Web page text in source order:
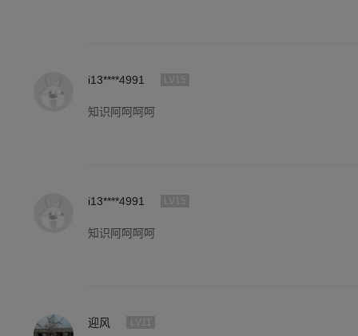
i13****4991
知识阿呵呵呵
i13****4991
知识阿呵呵呵
迎风